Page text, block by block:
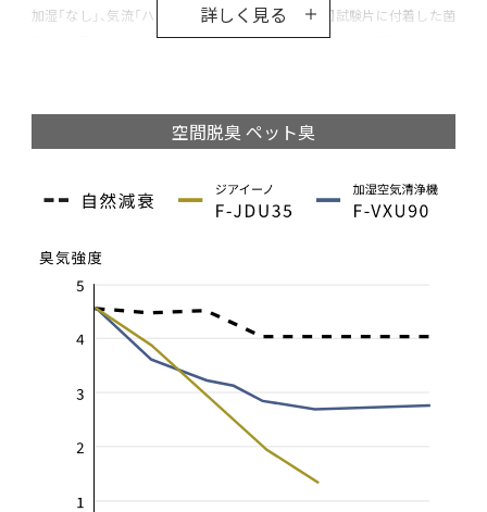
加湿「なし」、気流「ハウスダスト」運転で実施【対象】試験片に付着した菌
【試験結果】次亜塩素酸 空間除菌脱臭機（F-JDU35）は約2.0時間で99.9％
詳しく見る
空間脱臭 ペット臭